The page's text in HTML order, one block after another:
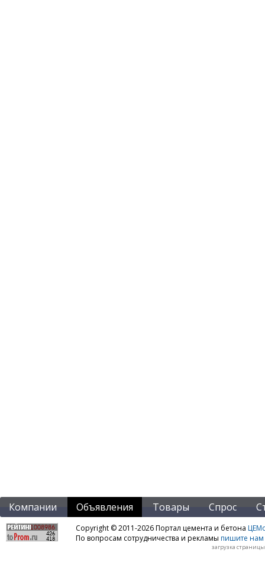
Компании Объявления Товары Спрос
Copyright © 2011-2026 Портал цемента и бетона
По вопросам сотрудничества и рекламы пишите нам
загрузка